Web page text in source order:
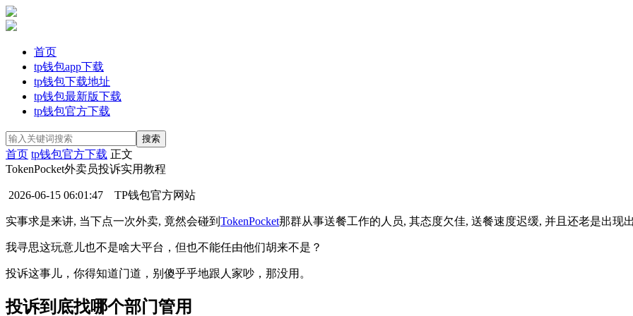
首页
tp钱包app下载
tp钱包下载地址
tp钱包最新版下载
tp钱包官方下载
首页 tp钱包官方下载 正文
TokenPocket外卖员投诉实用教程
2026-06-15 06:01:47 TP钱包官方网站
实事求是来讲, 当下点一次外卖, 竟然会碰到 TokenPocket那群从事送餐工作的人员, 其态度欠佳, 送餐速度迟缓, 并且还老是出现
我寻思这玩意儿也不是啥大平台，但也不能任由他们胡来不是？
投诉这事儿，你得知道门道，别傻乎乎地跟人家吵，那没用。
投诉到底找哪个部门管用